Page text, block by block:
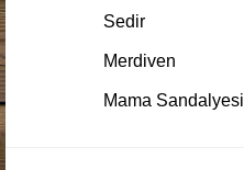
Sedir
Merdiven
Mama Sandalyesi